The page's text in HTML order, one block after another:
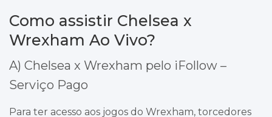
Como assistir Chelsea x
Wrexham Ao Vivo?
A) Chelsea x Wrexham pelo iFollow –
Serviço Pago
Para ter acesso aos jogos do Wrexham, torcedores